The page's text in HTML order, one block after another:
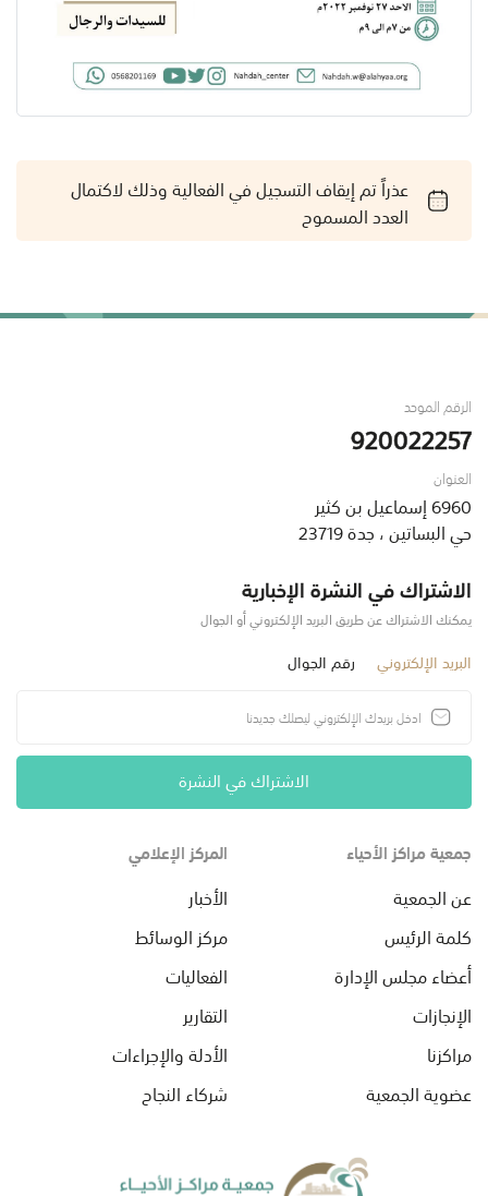
عذراً تم إيقاف التسجيل في الفعالية وذلك لاكتمال
العدد المسموح
الرقم الموحد
920022257
العنوان
6960 إسماعيل بن كثير
حي البساتين ، جدة 23719
الاشتراك في النشرة الإخبارية
يمكنك الاشتراك عن طريق البريد الإلكتروني أو الجوال
البريد الإلكتروني رقم الجوال
الاشتراك في النشرة
جمعية مراكز الأحياء
عن الجمعية
كلمة الرئيس
أعضاء مجلس الإدارة
الإنجازات
مراكزنا
عضوية الجمعية
المركز الإعلامي
الأخبار
مركز الوسائط
الفعاليات
التقارير
الأدلة والإجراءات
شركاء النجاح